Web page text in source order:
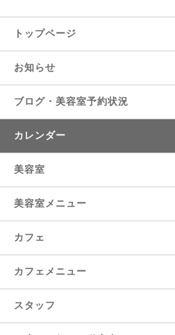
トップページ
お知らせ
ブログ・美容室予約状況
カレンダー
美容室
美容室メニュー
カフェ
カフェメニュー
スタッフ